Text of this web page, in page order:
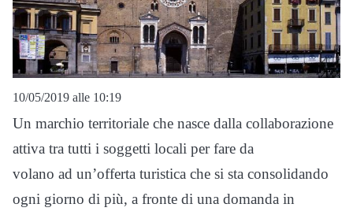
10/05/2019 alle 10:19
Un marchio territoriale che nasce dalla collaborazione
attiva tra tutti i soggetti locali per fare da
volano ad un’offerta turistica che si sta consolidando
ogni giorno di più, a fronte di una domanda in